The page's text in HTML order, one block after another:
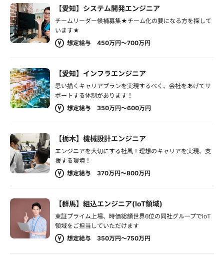
【愛知】システム開発エンジニア
チームリーダー候補募集★チーム化の要になる方を探して
います★
想定給与 450万円～700万円
【愛知】インフラエンジニア
思い描くキャリアプランを実現するべく、会社をあげてサ
ポートする体制があります！
想定給与 350万円～600万円
【栃木】機械設計エンジニア
エンジニアを大切にする社風！理想のキャリアを実現、支
援する環境！
想定給与 370万円～800万円
【群馬】組込エンジニア(IoT領域)
東証プライム上場、時価総額世界6位の同社グループでIoT
領域をご担当していただけます
想定給与 350万円～750万円